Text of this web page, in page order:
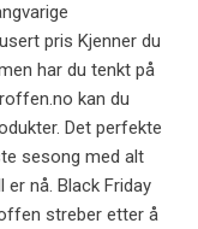
pris Kjenner du
har du tenkt på
kan du
Det perfekte
sesong med alt
nå. Black Friday
streber etter å